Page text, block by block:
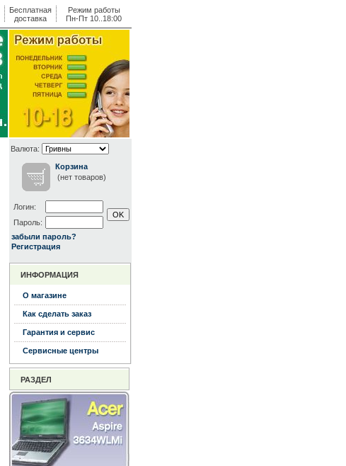
Бесплатная
доставка
Режим работы
Пн-Пт 10..18:00
Валюта:
Корзина
(нет товаров)
Логин:
Пароль:
забыли пароль?
Регистрация
ИНФОРМАЦИЯ
О магазине
Как сделать заказ
Гарантия и сервис
Сервисные центры
РАЗДЕЛ